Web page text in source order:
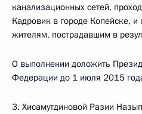
канализационных сетей,
Кадровик в городе Копейске,
жителям, пострадавшим в
О выполнении доложить
Федерации до 1 июля 2015
3. Хисамутдиновой Разии